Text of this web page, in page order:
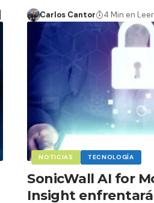
Carlos Cantor 4 Min en Leer
NOTICIAS TECNOLOGÍA
SonicWall AI for
Insight enfrentará